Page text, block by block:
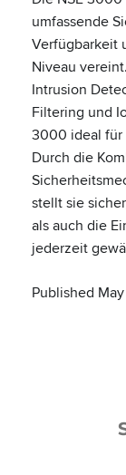
umfassende
Verfügbarkeit
Niveau
Intrusion
Filtering und
3000 ideal für
Durch die
stellt sie
als auch die
jederzeit
Published